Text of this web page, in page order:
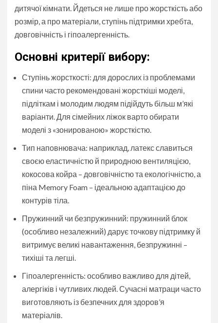
дитячої кімнати. Йдеться не лише про жорсткість або
розмір, а про матеріали, ступінь підтримки хребта,
довговічність і гіпоалергенність.
Основні критерії вибору:
Ступінь жорсткості: для дорослих із проблемами
спини часто рекомендовані жорсткіші моделі,
підліткам і молодим людям підійдуть більш м’які
варіанти. Для сімейних ліжок варто обирати
моделі з «зонированою» жорсткістю.
Тип наповнювача: наприклад, латекс славиться
своєю еластичністю й природною вентиляцією,
кокосова койра – довговічністю та екологічністю, а
піна Memory Foam – ідеальною адаптацією до
контурів тіла.
Пружинний чи безпружинний: пружинний блок
(особливо незалежний) дарує точкову підтримку й
витримує великі навантаження, безпружинні –
тихіші та легші.
Гіпоалергенність: особливо важливо для дітей,
алергіків і чутливих людей. Сучасні матраци часто
виготовляють із безпечних для здоров’я
матеріалів.